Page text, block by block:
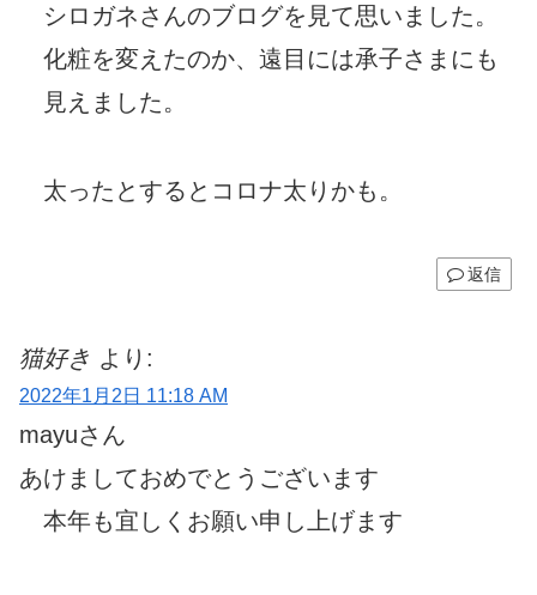
シロガネさんのブログを見て思いました。
化粧を変えたのか、遠目には承子さまにも
見えました。
太ったとするとコロナ太りかも。
返信
猫好き より:
2022年1月2日 11:18 AM
mayuさん
あけましておめでとうございます
本年も宜しくお願い申し上げます